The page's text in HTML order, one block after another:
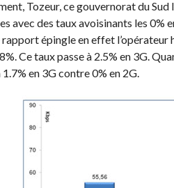
Tozeur, ce gouvernorat du
avec des taux avoisinants les 0%
rapport épingle en effet
Ce taux passe à 2.5% en 3G.
en 3G contre 0% en 2G.